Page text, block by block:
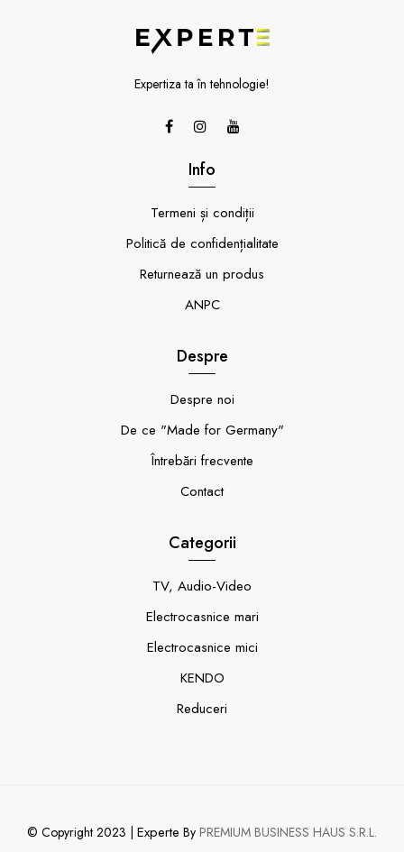
Expertiza ta în tehnologie!
Info
Termeni și condiții
Politică de confidențialitate
Returnează un produs
ANPC
Despre
Despre noi
De ce "Made for Germany"
Întrebări frecvente
Contact
Categorii
TV, Audio-Video
Electrocasnice mari
Electrocasnice mici
KENDO
Reduceri
© Copyright 2023 | Experte By PREMIUM BUSINESS HAUS S.R.L.